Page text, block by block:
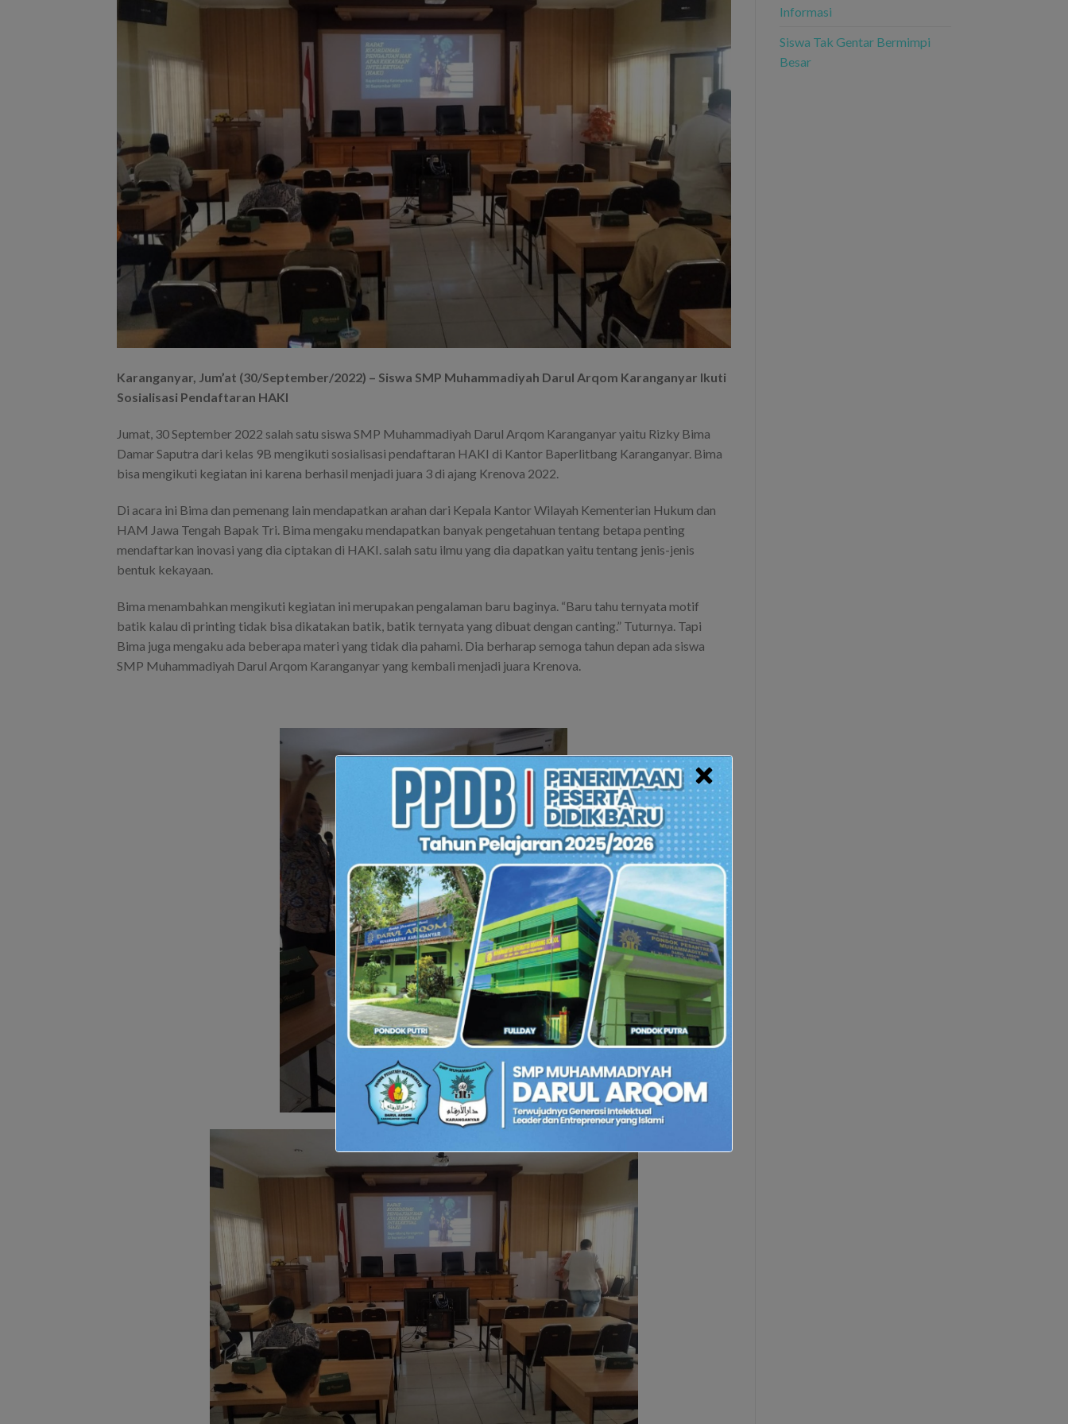
Karanganyar, Jum’at (30/September/2022) – Siswa SMP Muhammadiyah Darul Arqom Karanganyar Ikuti
Sosialisasi Pendaftaran HAKI
Jumat, 30 September 2022 salah satu siswa SMP Muhammadiyah Darul Arqom Karanganyar yaitu Rizky Bima
Damar Saputra dari kelas 9B mengikuti sosialisasi pendaftaran HAKI di Kantor Baperlitbang Karanganyar. Bima
bisa mengikuti kegiatan ini karena berhasil menjadi juara 3 di ajang Krenova 2022.
Di acara ini Bima dan pemenang lain mendapatkan arahan dari Kepala Kantor Wilayah Kementerian Hukum dan
HAM Jawa Tengah Bapak Tri. Bima mengaku mendapatkan banyak pengetahuan tentang betapa penting
mendaftarkan inovasi yang dia ciptakan di HAKI. salah satu ilmu yang dia dapatkan yaitu tentang jenis-jenis
bentuk kekayaan.
Bima menambahkan mengikuti kegiatan ini merupakan pengalaman baru baginya. “Baru tahu ternyata motif
batik kalau di printing tidak bisa dikatakan batik, batik ternyata yang dibuat dengan canting.” Tuturnya. Tapi
Bima juga mengaku ada beberapa materi yang tidak dia pahami. Dia berharap semoga tahun depan ada siswa
SMP Muhammadiyah Darul Arqom Karanganyar yang kembali menjadi juara Krenova.
Informasi
Siswa Tak Gentar Bermimpi
Besar